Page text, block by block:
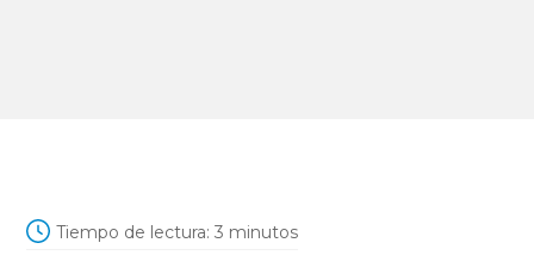
Tiempo de lectura: 3 minutos